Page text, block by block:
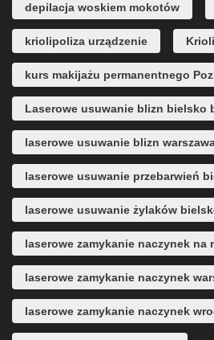
depilacja woskiem mokotów
kriolipoliza urządzenie
kurs makijażu permanentnego
Laserowe usuwanie blizn bielsko
laserowe usuwanie blizn
laserowe usuwanie przebarwień
laserowe usuwanie żylaków
laserowe zamykanie naczynek na
laserowe zamykanie naczynek
laserowe zamykanie naczynek